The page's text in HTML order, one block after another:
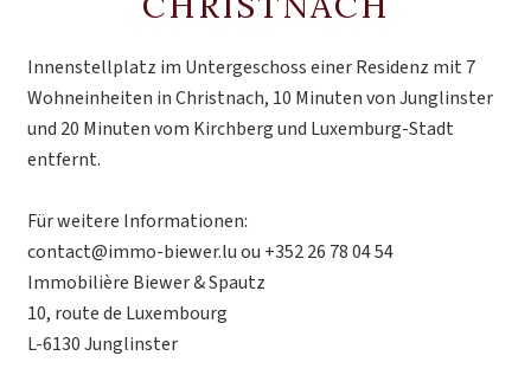
Innenstellplatz im Untergeschoss einer Residenz mit 7
Wohneinheiten in Christnach, 10 Minuten von Junglinster
und 20 Minuten vom Kirchberg und Luxemburg-Stadt
entfernt.
Für weitere Informationen:
contact@immo-biewer.lu ou +352 26 78 04 54
Immobilière Biewer & Spautz
10, route de Luxembourg
L-6130 Junglinster